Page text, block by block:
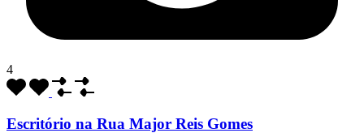
4
Escritório na Rua Major Reis Gomes